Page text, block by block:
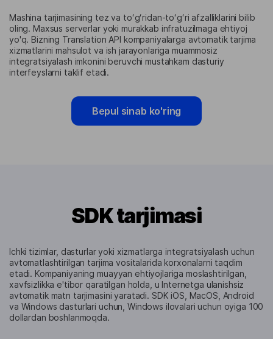
Mashina tarjimasining tez va toʻgʻridan-toʻgʻri afzalliklarini bilib
oling. Maxsus serverlar yoki murakkab infratuzilmaga ehtiyoj
yo'q. Bizning Translation API kompaniyalarga avtomatik tarjima
xizmatlarini mahsulot va ish jarayonlariga muammosiz
integratsiyalash imkonini beruvchi mustahkam dasturiy
interfeyslarni taklif etadi.
Bepul sinab ko'ring
SDK tarjimasi
Ichki tizimlar, dasturlar yoki xizmatlarga integratsiyalash uchun
avtomatlashtirilgan tarjima vositalarida korxonalarni taqdim
etadi. Kompaniyaning muayyan ehtiyojlariga moslashtirilgan,
xavfsizlikka e'tibor qaratilgan holda, u Internetga ulanishsiz
avtomatik matn tarjimasini yaratadi. SDK iOS, MacOS, Android
va Windows dasturlari uchun, Windows ilovalari uchun oyiga 100
dollardan boshlanmoqda.